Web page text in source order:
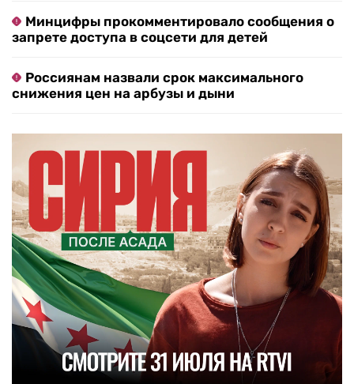
Минцифры прокомментировало сообщения о
запрете доступа в соцсети для детей
Россиянам назвали срок максимального
снижения цен на арбузы и дыни